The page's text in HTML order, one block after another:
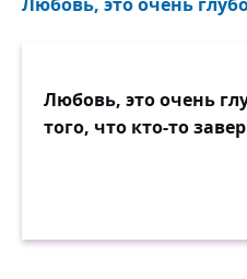
Любовь, это очень
того, что кто-то